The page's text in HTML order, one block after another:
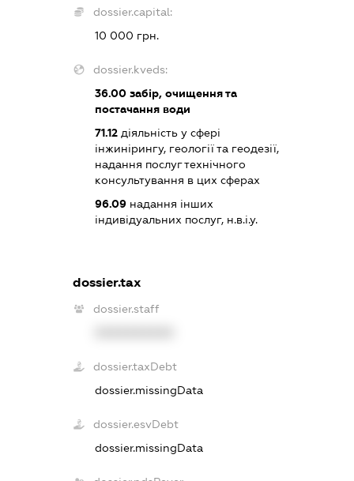
dossier.capital:
10 000 грн.
dossier.kveds:
36.00забір, очищення та
постачання води
71.12діяльність у сфері
інжинірингу, геології та геодезії,
надання послуг технічного
консультування в цих сферах
96.09надання інших
індивідуальних послуг, н.в.і.у.
dossier.tax
dossier.staff
dossier.taxDebt
dossier.missingData
dossier.esvDebt
dossier.missingData